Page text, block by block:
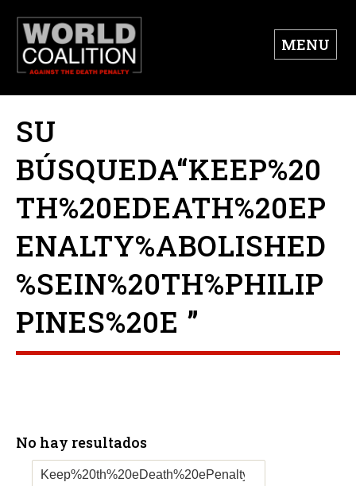
MENU
SU
BÚSQUEDA“KEEP%20
TH%20EDEATH%20EP
ENALTY%ABOLISHED
%SEIN%20TH%PHILIP
PINES%20E ”
No hay resultados